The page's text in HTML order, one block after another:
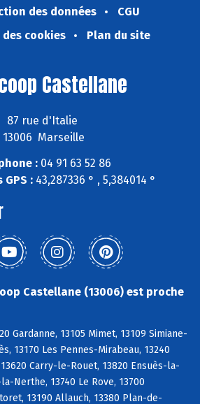
des données
CGU
cookies
Plan du site
Castellane
87 rue d'Italie
13006 Marseille
: 04 91 63 52 86
: 43,287336 ° , 5,384014 °
Castellane (13006) est proche
Gardanne, 13105 Mimet, 13109 Simiane-
13170 Les Pennes-Mirabeau, 13240
Carry-le-Rouet, 13820 Ensuès-la-
Nerthe, 13740 Le Rove, 13700
13190 Allauch, 13380 Plan-de-